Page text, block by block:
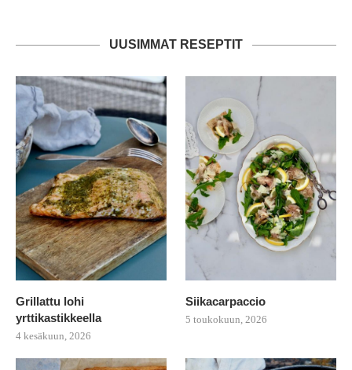
UUSIMMAT RESEPTIT
Grillattu lohi
yrttikastikkeella
4 kesäkuun, 2026
Siikacarpaccio
5 toukokuun, 2026